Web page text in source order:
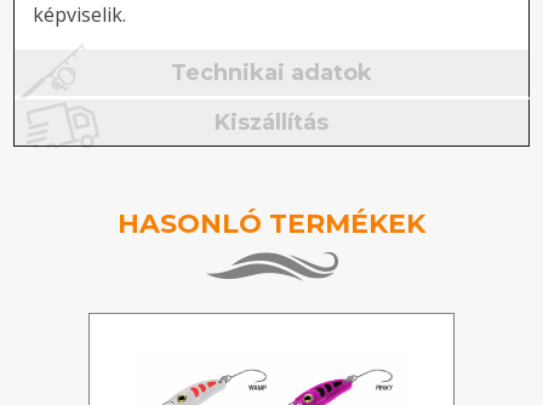
képviselik.
Technikai adatok
Kiszállítás
HASONLÓ TERMÉKEK